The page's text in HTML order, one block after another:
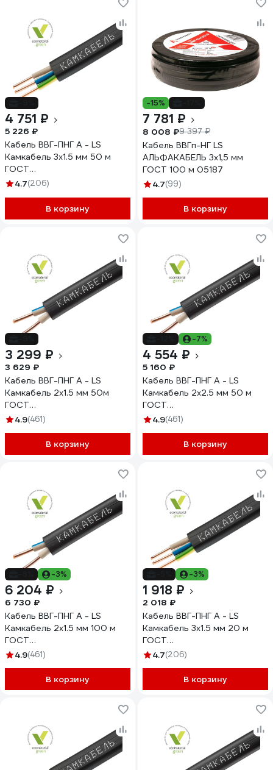
4 751 ₽
5 226 ₽
Кабель ВВГ-ПНГ А - LS
Камкабель 3x1.5 мм 50 м
ГОСТ
1157К30FG00070А0050М
4.7(206)
В корзину
-15%
7 781 ₽
8 008 ₽9 397 ₽
Кабель ВВГп-НГ LS
АЛЬФАКАБЕЛЬ 3х1,5 мм
ГОСТ 100 м 05187
4.7(99)
В корзину
3 299 ₽
3 629 ₽
Кабель ВВГ-ПНГ А - LS
Камкабель 2x1.5 мм 50м
ГОСТ
1157К20FD00070А0050М
4.9(461)
В корзину
-7%
4 554 ₽
5 160 ₽
Кабель ВВГ-ПНГ А - LS
Камкабель 2x2.5 мм 50 м
ГОСТ
1157К20HD00070А0050М
4.9(461)
В корзину
-3%
6 204 ₽
6 730 ₽
Кабель ВВГ-ПНГ А - LS
Камкабель 2x1.5 мм 100 м
ГОСТ
1157К20FD00070А0100М
4.9(461)
В корзину
-3%
1 918 ₽
2 018 ₽
Кабель ВВГ-ПНГ А - LS
Камкабель 3x1.5 мм 20 м
ГОСТ
1157К30FG00070А0020М
4.7(206)
В корзину